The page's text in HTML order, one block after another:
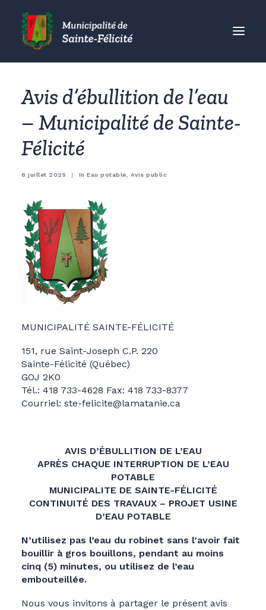
MUNICIPALITÉ
CITOYENS
ORGANISMES
VISITEURS
ACTUALITÉS
CONTACT
Avis d’ébullition de l’eau
– Municipalité de Sainte-
Félicité
8 juillet 2025 | In Eau potable Avis public
MUNICIPALITÉ SAINTE-FÉLICITÉ
151, rue Saint-Joseph C.P. 220
Sainte-Félicité (Québec)
GOJ 2K0
Tél.: 418 733-4628 Fax: 418 733-8377
Courriel: ste-felicite@lamatanie.ca
AVIS D’ÉBULLITION DE L’EAU
APRÈS CHAQUE INTERRUPTION DE L’EAU
POTABLE
MUNICIPALITE DE SAINTE-FÉLICITÉ
CONTINUITÉ DES TRAVAUX – PROJET USINE
D’EAU POTABLE
N’utilisez pas l’eau du robinet sans l’avoir fait
bouillir à gros bouillons, pendant au moins
cinq (5) minutes, ou utilisez de l’eau
embouteillée.
Nous vous invitons à partager le présent avis